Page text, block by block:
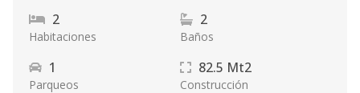
2
Habitaciones
2
Baños
1
Parqueos
82.5 Mt2
Construcción